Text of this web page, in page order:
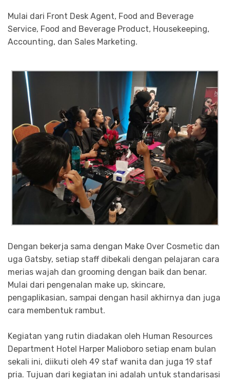
Mulai dari Front Desk Agent, Food and Beverage
Service, Food and Beverage Product, Housekeeping,
Accounting, dan Sales Marketing.
Dengan bekerja sama dengan Make Over Cosmetic dan
uga Gatsby, setiap staff dibekali dengan pelajaran cara
merias wajah dan grooming dengan baik dan benar.
Mulai dari pengenalan make up, skincare,
pengaplikasian, sampai dengan hasil akhirnya dan juga
cara membentuk rambut.
Kegiatan yang rutin diadakan oleh Human Resources
Department Hotel Harper Malioboro setiap enam bulan
sekali ini, diikuti oleh 49 staf wanita dan juga 19 staf
pria. Tujuan dari kegiatan ini adalah untuk standarisasi